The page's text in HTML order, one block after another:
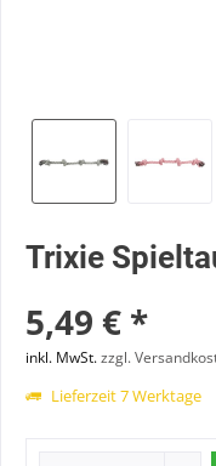
Trixie
5,49 € *
inkl. MwSt.zzgl.
Lieferzeit 7 Werktage